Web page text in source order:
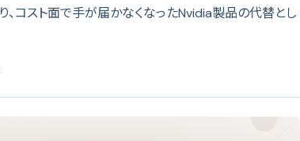
コスト面で手が届かなくなったNvidia製品の代替とし